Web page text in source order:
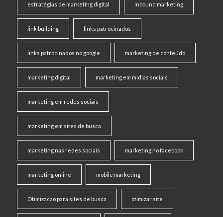
estratégias de marketing digital inbound marketing
link building links patrocinados
links patrocinados no google marketing de conteúdo
marketing digital marketing em midias sociais
marketing em redes sociais
marketing em sites de busca
marketing nas redes sociais marketing no facebook
marketing online mobile marketing
Otimizacao para sites de busca otimizar site